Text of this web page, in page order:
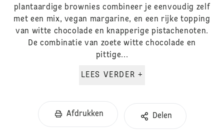
plantaardige brownies combineer je eenvoudig zelf
met een mix, vegan margarine, en een rijke topping
van witte chocolade en knapperige pistachenoten.
De combinatie van zoete witte chocolade en
pittige...
LEES VERDER +
Afdrukken Delen